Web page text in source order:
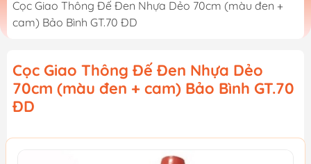
Cọc Giao Thông Đế Đen Nhựa Dẻo 70cm (màu đen +
cam) Bảo Bình GT.70 ĐD
Cọc Giao Thông Đế Đen Nhựa Dẻo
70cm (màu đen + cam) Bảo Bình GT.70
ĐD